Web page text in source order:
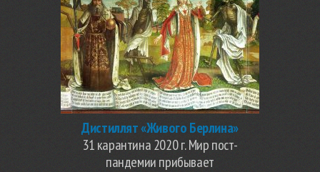
Дистиллят «Живого Берлина»
31 карантина 2020 г. Мир пост-
пандемии прибывает